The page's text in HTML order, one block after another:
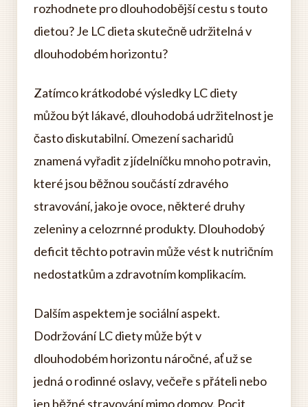
rozhodnete pro dlouhodobější cestu s touto
dietou? Je LC dieta skutečně udržitelná v
dlouhodobém horizontu?
Zatímco krátkodobé výsledky LC diety
můžou být lákavé, dlouhodobá udržitelnost je
často diskutabilní. Omezení sacharidů
znamená vyřadit z jídelníčku mnoho potravin,
které jsou běžnou součástí zdravého
stravování, jako je ovoce, některé druhy
zeleniny a celozrnné produkty. Dlouhodobý
deficit těchto potravin může vést k nutričním
nedostatkům a zdravotním komplikacím.
Dalším aspektem je sociální aspekt.
Dodržování LC diety může být v
dlouhodobém horizontu náročné, ať už se
jedná o rodinné oslavy, večeře s přáteli nebo
jen běžné stravování mimo domov. Pocit